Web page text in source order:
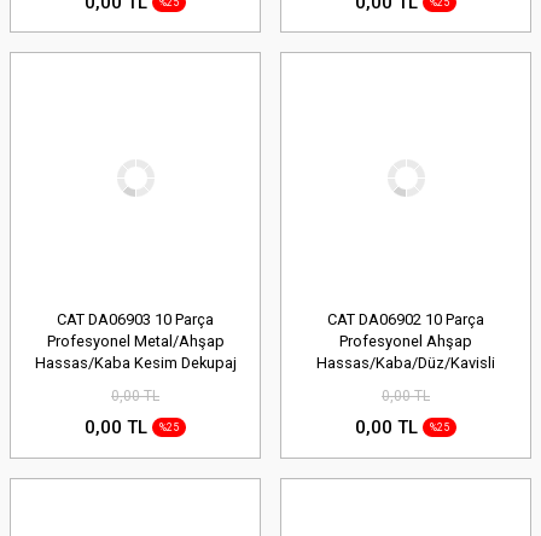
CAT DA06903 10 Parça
Profesyonel Metal/Ahşap
Hassas/Kaba Kesim Dekupaj
0,00 TL
0,00 TL %25
CAT DA06902 10 Parça
Profesyonel Ahşap
Hassas/Kaba/Düz/Kavisli
0,00 TL
0,00 TL %25